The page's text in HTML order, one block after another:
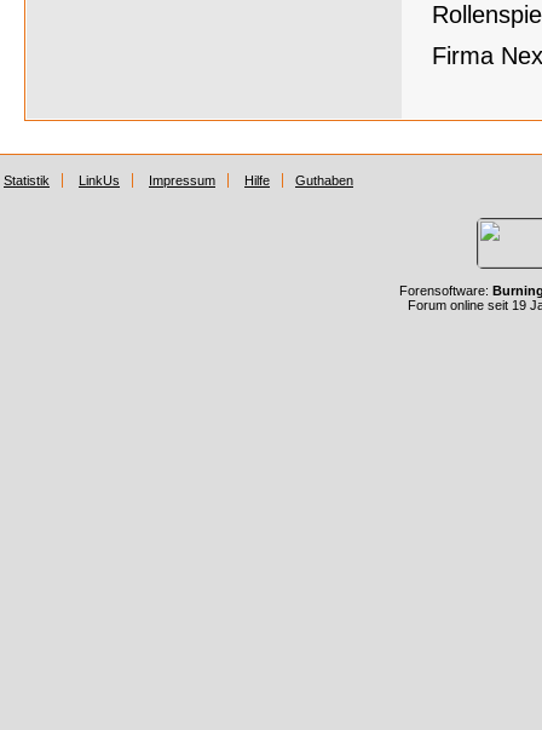
Firma
Statistik LinkUs Impressum Hilfe Guthaben
Forensoftware:
Forum online seit 19